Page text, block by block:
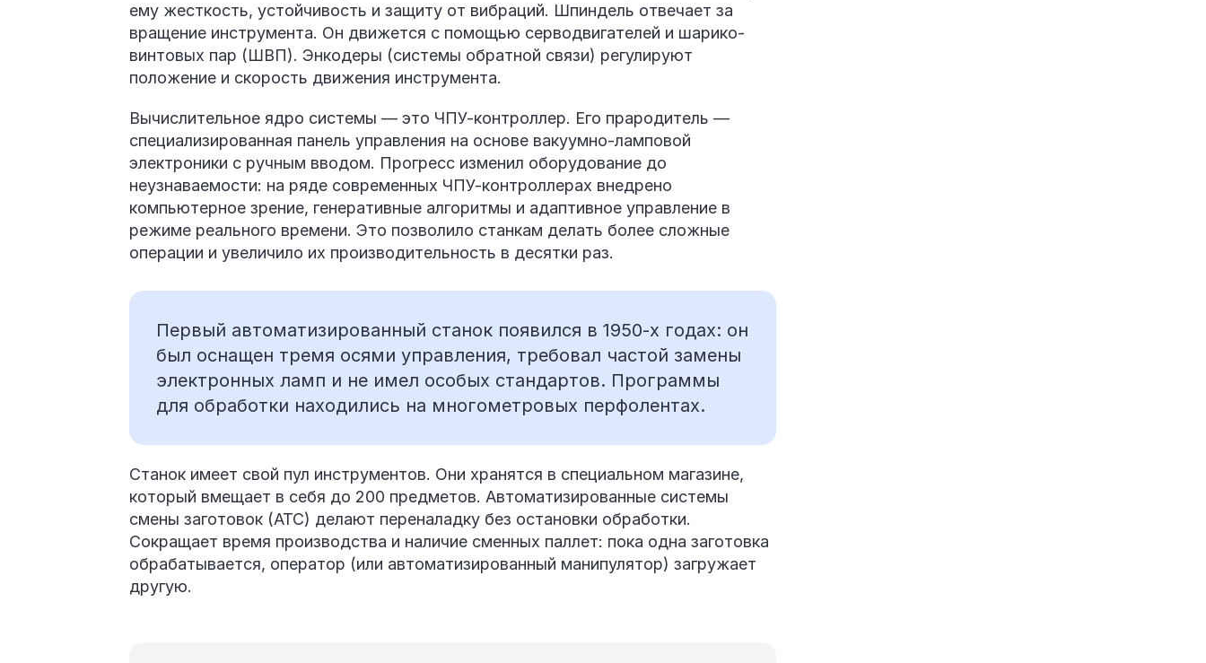
ему жесткость, устойчивость и защиту от вибраций. Шпиндель отвечает за
вращение инструмента. Он движется с помощью серводвигателей и шарико-
винтовых пар (ШВП). Энкодеры (системы обратной связи) регулируют
положение и скорость движения инструмента.
Вычислительное ядро системы — это ЧПУ-контроллер. Его прародитель —
специализированная панель управления на основе вакуумно-ламповой
электроники с ручным вводом. Прогресс изменил оборудование до
неузнаваемости: на ряде современных ЧПУ-контроллерах внедрено
компьютерное зрение, генеративные алгоритмы и адаптивное управление в
режиме реального времени. Это позволило станкам делать более сложные
операции и увеличило их производительность в десятки раз.
Первый автоматизированный станок появился в 1950-х годах: он
был оснащен тремя осями управления, требовал частой замены
электронных ламп и не имел особых стандартов. Программы
для обработки находились на многометровых перфолентах.
Станок имеет свой пул инструментов. Они хранятся в специальном магазине,
который вмещает в себя до 200 предметов. Автоматизированные системы
смены заготовок (ATC) делают переналадку без остановки обработки.
Сокращает время производства и наличие сменных паллет: пока одна заготовка
обрабатывается, оператор (или автоматизированный манипулятор) загружает
другую.